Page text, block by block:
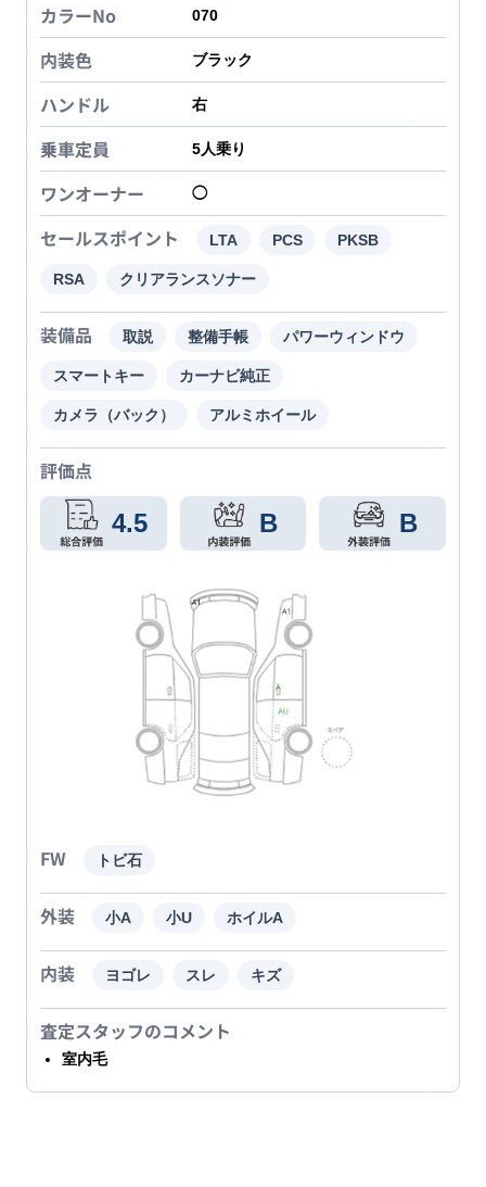
カラーNo 070
内装色 ブラック
ハンドル 右
乗車定員 5人乗り
ワンオーナー ◯
セールスポイント LTA PCS PKSB
RSA クリアランスソナー
装備品 取説 整備手帳 パワーウィンドウ
スマートキー カーナビ純正
カメラ（バック） アルミホイール
評価点
4.5 B B
FW トビ石
外装 小A 小U ホイルA
内装 ヨゴレ スレ キズ
査定スタッフのコメント
室内毛